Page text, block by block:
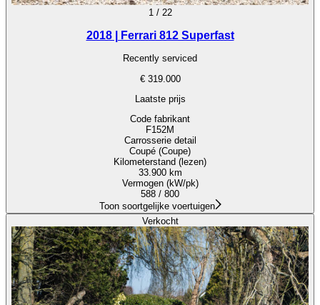
1/ 22
2018 | Ferrari 812 Superfast
Recently serviced
€ 319.000
Laatste prijs
Code fabrikant
F152M
Carrosserie detail
Coupé (Coupe)
Kilometerstand (lezen)
33.900 km
Vermogen (kW/pk)
588 / 800
Toon soortgelijke voertuigen
Verkocht